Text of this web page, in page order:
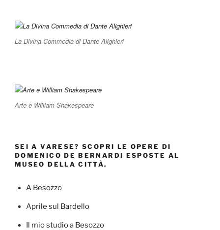
La Divina Commedia di Dante Alighieri
Arte e William Shakespeare
SEI A VARESE? SCOPRI LE OPERE DI
DOMENICO DE BERNARDI ESPOSTE AL
MUSEO DELLA CITTÀ.
A Besozzo
Aprile sul Bardello
Il mio studio a Besozzo